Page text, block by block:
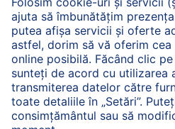
procesare atunci când se
compoziție astfel încât niciun
în produs.